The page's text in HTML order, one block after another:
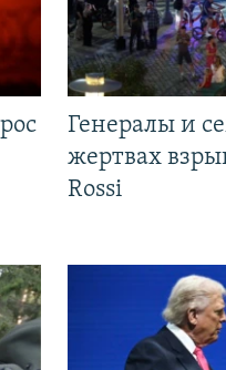
Генералы и
жертвах
Rossi